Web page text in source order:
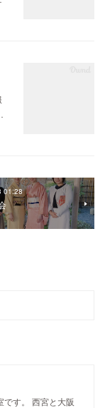
01:28
す。 西宮と大阪